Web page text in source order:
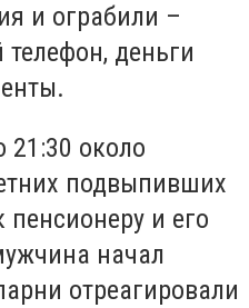
и ограбили –
деньги
21:30 около
подвыпивших
и его
начал
отреагировали